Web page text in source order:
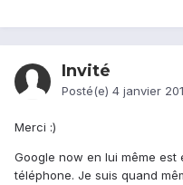
Invité
Posté(e) 4 janvier
Merci :)
Google now en lui même
téléphone. Je suis quand